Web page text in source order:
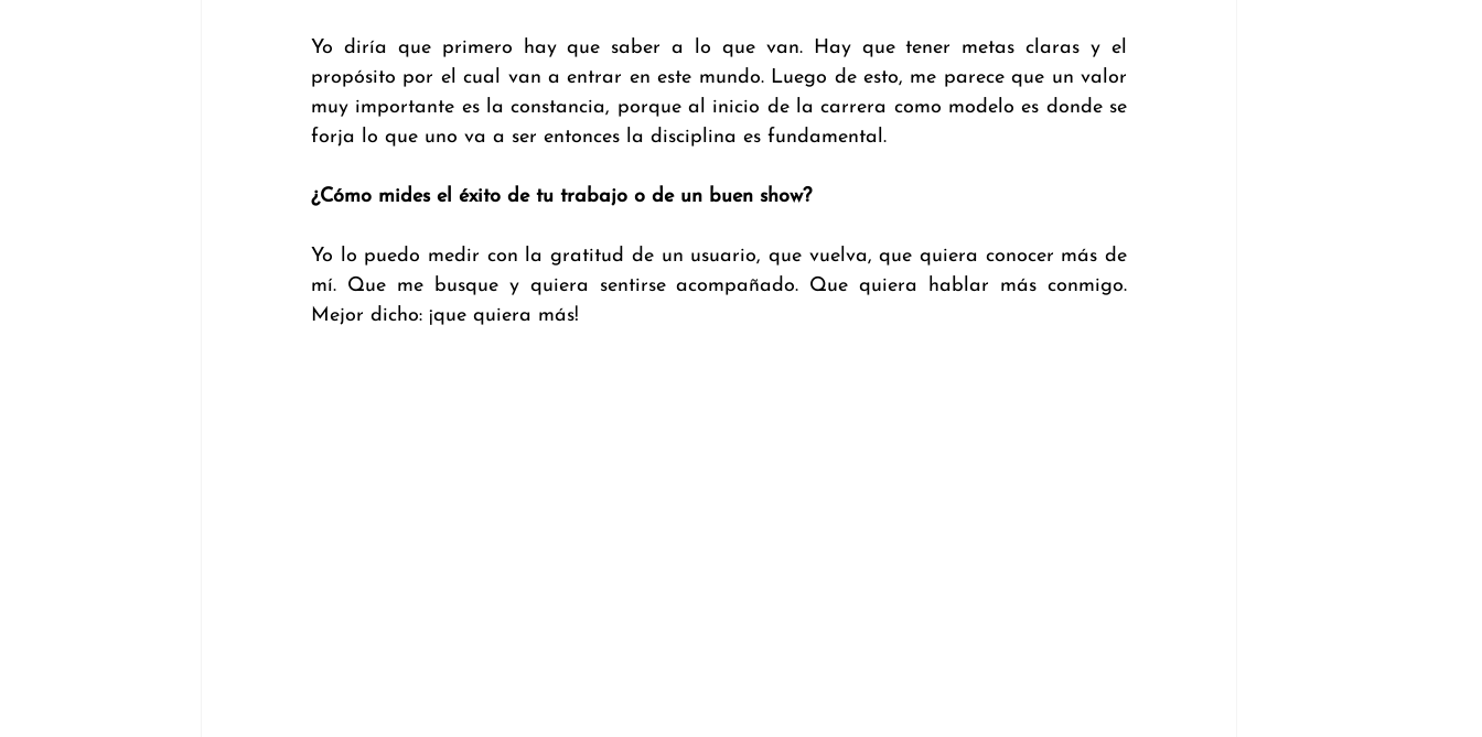
Yo diría que primero hay que saber a lo que van. Hay que tener metas claras y el
propósito por el cual van a entrar en este mundo. Luego de esto, me parece que un valor
muy importante es la constancia, porque al inicio de la carrera como modelo es donde se
forja lo que uno va a ser entonces la disciplina es fundamental.
¿Cómo mides el éxito de tu trabajo o de un buen show?
Yo lo puedo medir con la gratitud de un usuario, que vuelva, que quiera conocer más de
mí. Que me busque y quiera sentirse acompañado. Que quiera hablar más conmigo.
Mejor dicho: ¡que quiera más!